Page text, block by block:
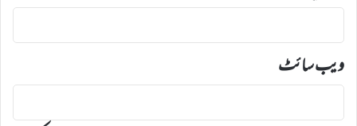
ویب‌ سائٹ